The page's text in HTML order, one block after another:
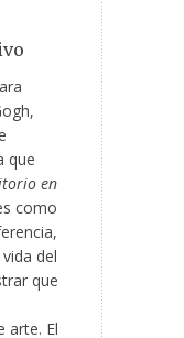
que
en
como
del
que
arte. El